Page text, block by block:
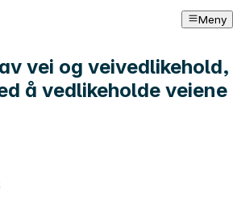
Meny
vei og veivedlikehold,
å vedlikeholde veiene